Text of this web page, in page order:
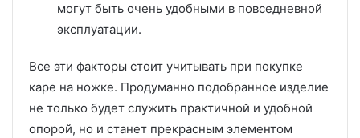
могут быть очень удобными в повседневной
эксплуатации.
Все эти факторы стоит учитывать при покупке
каре на ножке. Продуманно подобранное изделие
не только будет служить практичной и удобной
опорой, но и станет прекрасным элементом